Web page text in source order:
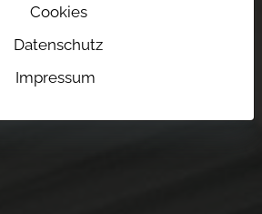
Cookies
Datenschutz
Impressum